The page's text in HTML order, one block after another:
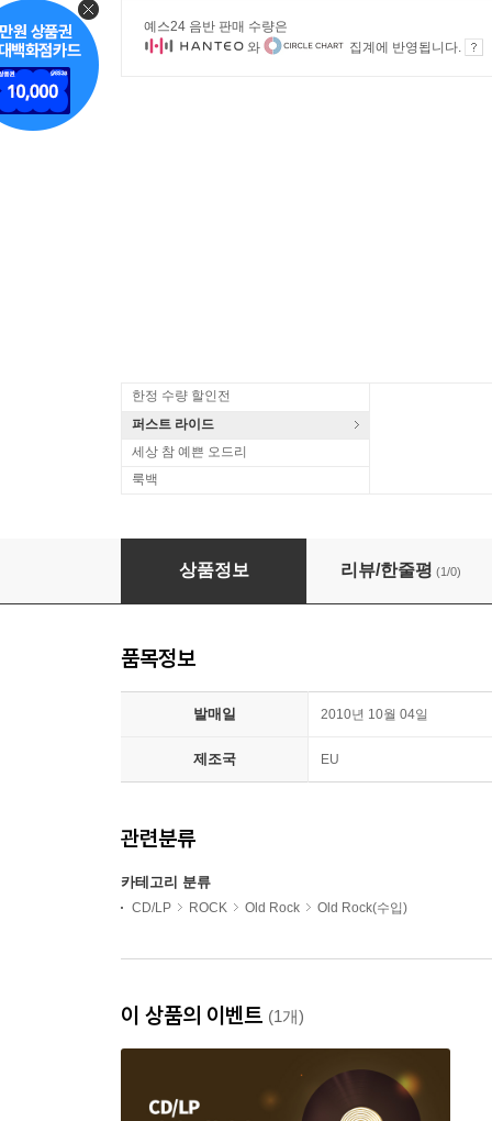
예스24 음반 판매 수량은
와
집계에 반영됩니다.
한정 수량 할인전
퍼스트 라이드
세상 참 예쁜 오드리
룩백
John Lennon & The Plastic Ono Band -
상품정보 리뷰/한줄평 (1/0)
품목정보
발매일 2010년 10월 04일
제조국 EU
관련분류
카테고리 분류
CD/LP ROCK Old Rock Old Rock(수입)
이 상품의 이벤트 (1개)